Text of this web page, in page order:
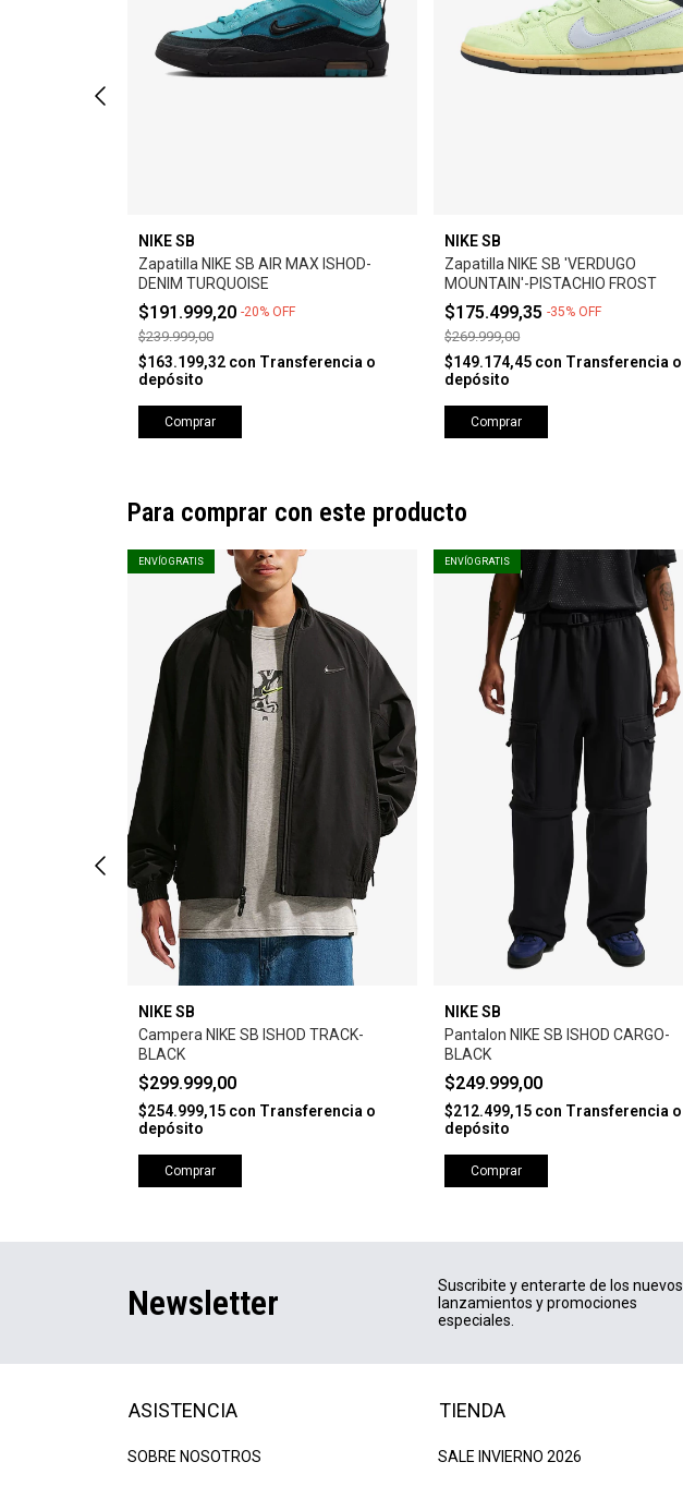
NIKE SB
Zapatilla NIKE SB AIR MAX ISHOD-
DENIM TURQUOISE
$191.999,20 -20% OFF
$239.999,00
$163.199,32 con Transferencia o
depósito
Comprar
NIKE SB
Zapatilla NIKE SB 'VERDUGO
MOUNTAIN'-PISTACHIO FROST
$175.499,35-35% OFF
$269.999,00
$149.174,45 con Transferencia o
depósito
Comprar
Para comprar con este producto
ENVÍO GRATIS
NIKE SB
Campera NIKE SB ISHOD TRACK-
BLACK
$299.999,00
$254.999,15 con Transferencia o
depósito
Comprar
ENVÍO GRATIS
NIKE SB
Pantalon NIKE SB ISHOD CARGO-
BLACK
$249.999,00
$212.499,15 con Transferencia o
depósito
Comprar
Newsletter
Suscribite y enterarte de los nuevos
lanzamientos y promociones
especiales.
ASISTENCIA
SOBRE NOSOTROS
TIENDA
SALE INVIERNO 2026